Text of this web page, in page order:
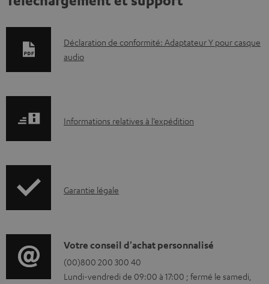
D
o
m
s
l
é
c
Déclaration de conformité: Adaptateur Y pour casque
audio
I
r
t
i
Informations relatives à l’expédition
I
o
r
Garantie légale
D
é
Votre conseil d'achat personnalisé
(00)800 200 300 40
Lundi-vendredi de 09:00 à 17:00 ; fermé le samedi,